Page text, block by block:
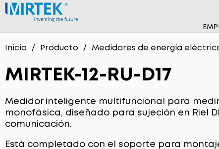
Inicio Producto Medidores de energía
MIRTEK-12-RU-D17
Medidor inteligente multifuncional para
monofásica, diseñado para sujeción en Riel
comunicación.
Está completado con el soporte para